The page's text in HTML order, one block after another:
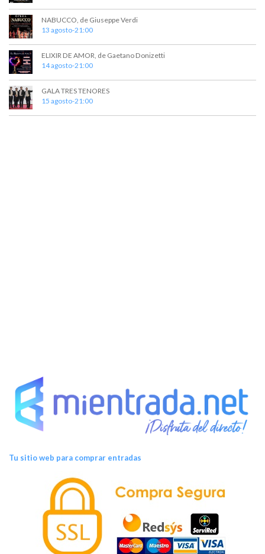
NABUCCO, de Giuseppe Verdi
13 agosto-21:00
ELIXIR DE AMOR, de Gaetano Donizetti
14 agosto-21:00
GALA TRES TENORES
15 agosto-21:00
Tu sitio web para comprar entradas